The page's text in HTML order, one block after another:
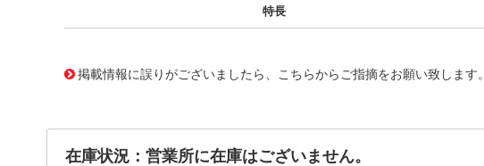
特長
掲載情報に誤りがございましたら、こちらからご指摘をお願い致します。
在庫状況：営業所に在庫はございません。